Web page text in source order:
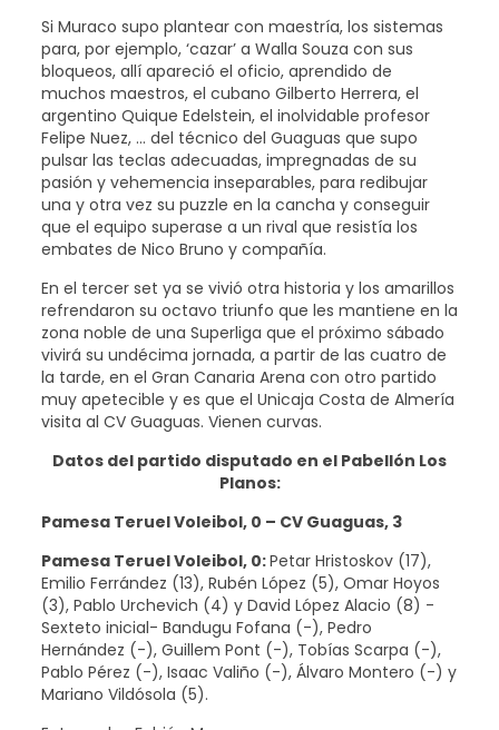
Si Muraco supo plantear con maestría, los sistemas
para, por ejemplo, ‘cazar’ a Walla Souza con sus
bloqueos, allí apareció el oficio, aprendido de
muchos maestros, el cubano Gilberto Herrera, el
argentino Quique Edelstein, el inolvidable profesor
Felipe Nuez, … del técnico del Guaguas que supo
pulsar las teclas adecuadas, impregnadas de su
pasión y vehemencia inseparables, para redibujar
una y otra vez su puzzle en la cancha y conseguir
que el equipo superase a un rival que resistía los
embates de Nico Bruno y compañía.
En el tercer set ya se vivió otra historia y los amarillos
refrendaron su octavo triunfo que les mantiene en la
zona noble de una Superliga que el próximo sábado
vivirá su undécima jornada, a partir de las cuatro de
la tarde, en el Gran Canaria Arena con otro partido
muy apetecible y es que el Unicaja Costa de Almería
visita al CV Guaguas. Vienen curvas.
Datos del partido disputado en el Pabellón Los
Planos:
Pamesa Teruel Voleibol, 0 – CV Guaguas, 3
Pamesa Teruel Voleibol, 0:Petar Hristoskov (17),
Emilio Ferrández (13), Rubén López (5), Omar Hoyos
(3), Pablo Urchevich (4) y David López Alacio (8) -
Sexteto inicial- Bandugu Fofana (-), Pedro
Hernández (-), Guillem Pont (-), Tobías Scarpa (-),
Pablo Pérez (-), Isaac Valiño (-), Álvaro Montero (-) y
Mariano Vildósola (5).